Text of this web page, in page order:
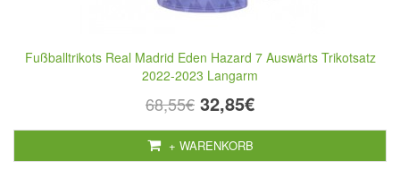
Fußballtrikots Real Madrid Eden Hazard 7 Auswärts Trikotsatz
2022-2023 Langarm
68,55€ 32,85€
+ WARENKORB